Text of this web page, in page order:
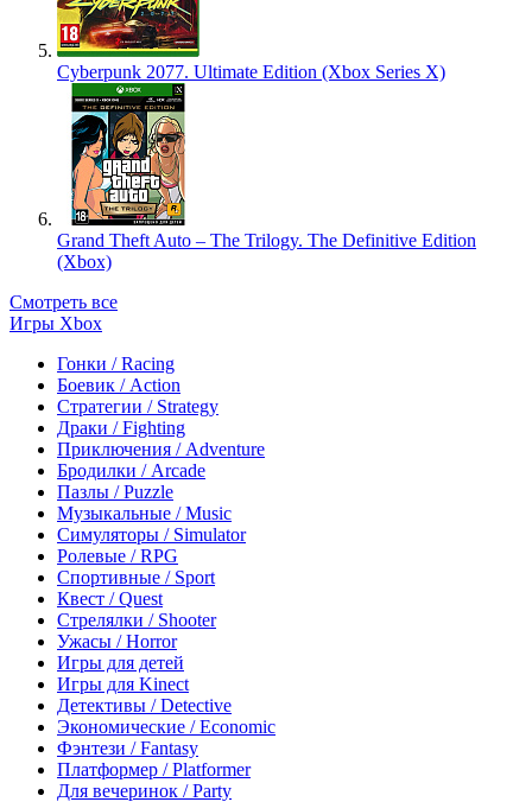
Cyberpunk 2077. Ultimate Edition (Xbox Series X)
Grand Theft Auto – The Trilogy. The Definitive Edition
(Xbox)
Смотреть все
Игры Xbox
Гонки / Racing
Боевик / Action
Стратегии / Strategy
Драки / Fighting
Приключения / Adventure
Бродилки / Arcade
Пазлы / Puzzle
Музыкальные / Music
Симуляторы / Simulator
Ролевые / RPG
Спортивные / Sport
Квест / Quest
Стрелялки / Shooter
Ужасы / Horror
Игры для детей
Игры для Kinect
Детективы / Detective
Экономические / Economic
Фэнтези / Fantasy
Платформер / Platformer
Для вечеринок / Party